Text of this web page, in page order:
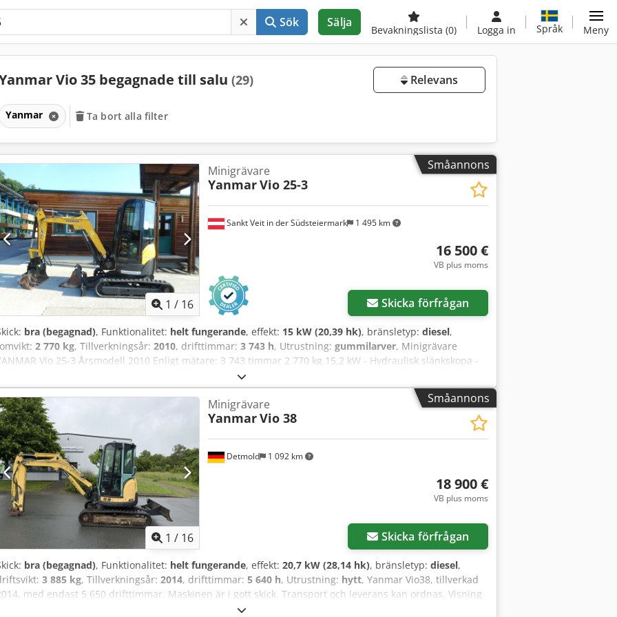
Sök Sälja
Bevakningslista (0) Logga in Språk Meny
Vio 35 begagnade till salu (29) Relevans
Yanmar Ta bort alla filter
Småannons
1 / 16
Sankt Veit in der Südsteiermark 1 495 km
Minigrävare
YanmarVio 25-3
16 500 €
VB plus moms
Skicka förfrågan
bra (begagnad), Funktionalitet: helt fungerande, effekt: 15 kW (20,39 hk), bränsletyp: diesel,
2 770 kg, Tillverkningsår: 2010, drifttimmar: 3 743 h, Utrustning: gummilarver, Minigrävare
Vio 25-3 Årsmodell 2010 Enligt mätare: 3 743 timmar 2 770 kg 15,2 kW - Hydraulisk slänkskopa -
Djupgående skopa - Alla ledningar Dcodozrd S Sepfx Ab Nek - Välskött grävmaskin - Bra kedjor -
driftsklar Försäljningspris: 16 500 kr, exklusive moms Möjlighet till förmånlig leverans!
nya skopor kan levereras mot tillägg!
Småannons
1 / 16
Detmold 1 092 km
Minigrävare
YanmarVio 38
18 900 €
VB plus moms
Skicka förfrågan
bra (begagnad), Funktionalitet: helt fungerande, effekt: 20,7 kW (28,14 hk), bränsletyp: diesel,
3 885 kg, Tillverkningsår: 2014, drifttimmar: 5 640 h, Utrustning: hytt, Yanmar Vio38, tillverkad
med endast 5 650 drifttimmar. Maskinen är i gott skick. Transport och leverans kan ordnas. Visning
är möjlig efter överenskommelse, även under helger. Dedpfszi Hamex Ab Nock